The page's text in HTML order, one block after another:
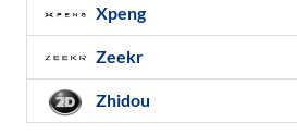
Xpeng
Zeekr
Zhidou